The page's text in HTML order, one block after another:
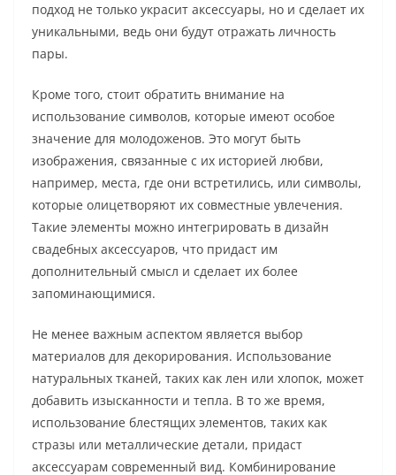
подход не только украсит аксессуары, но и сделает их
уникальными, ведь они будут отражать личность
пары.
Кроме того, стоит обратить внимание на
использование символов, которые имеют особое
значение для молодоженов. Это могут быть
изображения, связанные с их историей любви,
например, места, где они встретились, или символы,
которые олицетворяют их совместные увлечения.
Такие элементы можно интегрировать в дизайн
свадебных аксессуаров, что придаст им
дополнительный смысл и сделает их более
запоминающимися.
Не менее важным аспектом является выбор
материалов для декорирования. Использование
натуральных тканей, таких как лен или хлопок, может
добавить изысканности и тепла. В то же время,
использование блестящих элементов, таких как
стразы или металлические детали, придаст
аксессуарам современный вид. Комбинирование